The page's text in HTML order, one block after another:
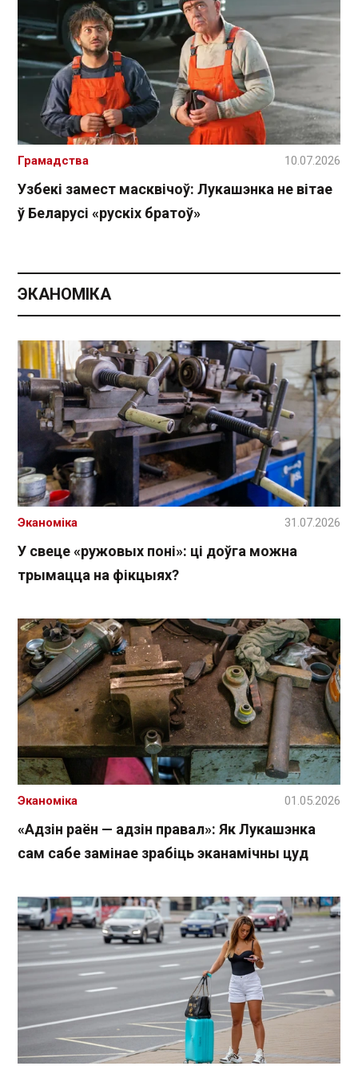
Узбекі замест масквічоў: Лукашэнка не вітае
ў Беларусі «рускіх братоў»
Грамадства 10.07.2026
ЭКАНОМІКА
У свеце «ружовых поні»: ці доўга можна
трымацца на фікцыях?
Эканоміка 31.07.2026
«Адзін раён — адзін правал»: Як Лукашэнка
сам сабе замінае зрабіць эканамічны цуд
Эканоміка 01.05.2026